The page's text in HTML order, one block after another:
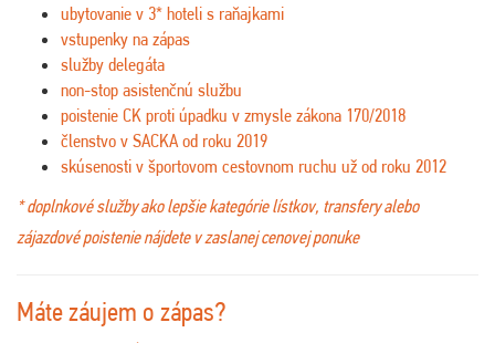
ubytovanie v 3* hoteli s raňajkami
vstupenky na zápas
služby delegáta
non-stop asistenčnú službu
poistenie CK proti úpadku v zmysle zákona 170/2018
členstvo v SACKA od roku 2019
skúsenosti v športovom cestovnom ruchu už od roku 2012
* doplnkové služby ako lepšie kategórie lístkov, transfery alebo
zájazdové poistenie nájdete v zaslanej cenovej ponuke
Máte záujem o zápas?